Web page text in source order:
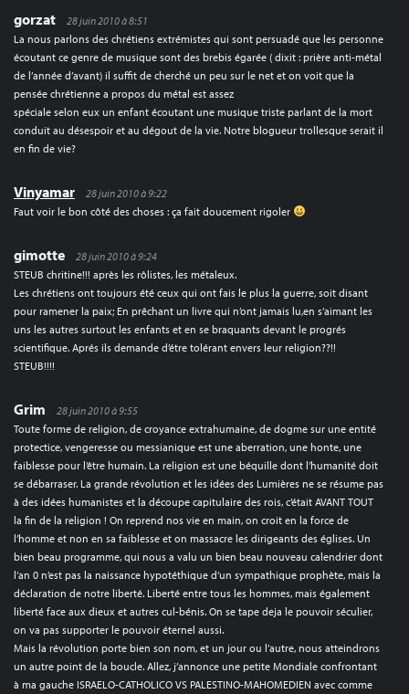
gorzat
28 juin 2010 à 8:51
La nous parlons des chrétiens extrémistes qui sont persuadé que les personne
écoutant ce genre de musique sont des brebis égarée ( dixit : prière anti-métal
de l’année d’avant) il suffit de cherché un peu sur le net et on voit que la
pensée chrétienne a propos du métal est assez
spéciale selon eux un enfant écoutant une musique triste parlant de la mort
conduit au désespoir et au dégout de la vie. Notre blogueur trollesque serait il
en fin de vie?
Vinyamar
28 juin 2010 à 9:22
Faut voir le bon côté des choses : ça fait doucement rigoler
gimotte
28 juin 2010 à 9:24
STEUB chritine!!! après les rôlistes, les métaleux.
Les chrétiens ont toujours été ceux qui ont fais le plus la guerre, soit disant
pour ramener la paix; En prêchant un livre qui n’ont jamais lu,en s’aimant les
uns les autres surtout les enfants et en se braquants devant le progrés
scientifique. Aprés ils demande d’étre tolérant envers leur religion??!!
STEUB!!!!
Grim
28 juin 2010 à 9:55
Toute forme de religion, de croyance extrahumaine, de dogme sur une entité
protectice, vengeresse ou messianique est une aberration, une honte, une
faiblesse pour l’être humain. La religion est une béquille dont l’humanité doit
se débarraser. La grande révolution et les idées des Lumières ne se résume pas
à des idées humanistes et la découpe capitulaire des rois, c’était AVANT TOUT
la fin de la religion ! On reprend nos vie en main, on croit en la force de
l’homme et non en sa faiblesse et on massacre les dirigeants des églises. Un
bien beau programme, qui nous a valu un bien beau nouveau calendrier dont
l’an 0 n’est pas la naissance hypotéthique d’un sympathique prophète, mais la
déclaration de notre liberté. Liberté entre tous les hommes, mais également
liberté face aux dieux et autres cul-bénis. On se tape deja le pouvoir séculier,
on va pas supporter le pouvoir éternel aussi.
Mais la révolution porte bien son nom, et un jour ou l’autre, nous atteindrons
un autre point de la boucle. Allez, j’annonce une petite Mondiale confrontant
à ma gauche ISRAELO-CATHOLICO VS PALESTINO-MAHOMEDIEN avec comme